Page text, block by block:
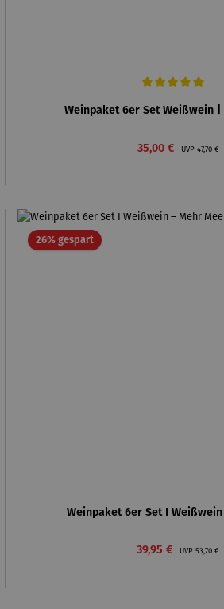
Weinpaket 6er Set Weißwein
Verkaufspreis:
35,00 € UVP 47,70 €
26% gespartRabatt
Weinpaket 6er Set I
Verkaufspreis:
39,95 € UVP 53,70 €